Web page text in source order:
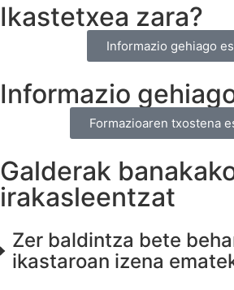
Ikastetxea zara?
Informazio gehiago
Informazio
Formazioaren txostena
Galderak
irakasleentzat
Zer baldintza bete
ikastaroan izena